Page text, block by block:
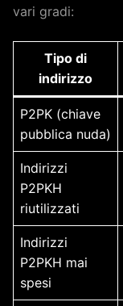
vari gradi:
Tipo di
indirizzo
P2PK (chiave
pubblica nuda)
Indirizzi
P2PKH
riutilizzati
Indirizzi
P2PKH mai
spesi